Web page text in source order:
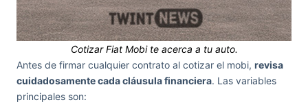
Cotizar Fiat Mobi te acerca a tu auto.
Antes de firmar cualquier contrato al cotizar el mobi, revisa
cuidadosamente cada cláusula financiera. Las variables
principales son: